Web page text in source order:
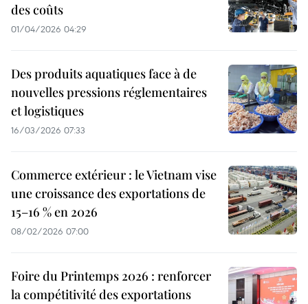
des coûts
01/04/2026 04:29
Des produits aquatiques face à de
nouvelles pressions réglementaires
et logistiques
16/03/2026 07:33
Commerce extérieur : le Vietnam vise
une croissance des exportations de
15–16 % en 2026
08/02/2026 07:00
Foire du Printemps 2026 : renforcer
la compétitivité des exportations